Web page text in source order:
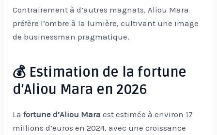
Contrairement à d’autres magnats, Aliou Mara
préfère l’ombre à la lumière, cultivant une image
de businessman pragmatique.
💰 Estimation de la fortune
d’Aliou Mara en 2026
Lafortune d’Aliou Mara est estimée à environ 17
millions d’euros en 2024, avec une croissance